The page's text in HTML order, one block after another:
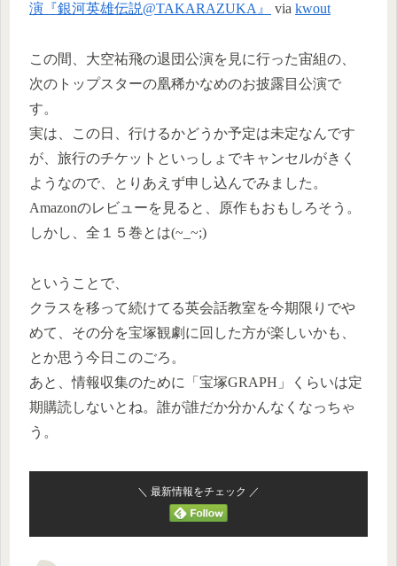
演『銀河英雄伝説@TAKARAZUKA』
via kwout
この間、大空祐飛の退団公演を見に行った宙組の、
次のトップスターの凰稀かなめのお披露目公演で
す。
実は、この日、行けるかどうか予定は未定なんです
が、旅行のチケットといっしょでキャンセルがきく
ようなので、とりあえず申し込んでみました。
Amazonのレビューを見ると、原作もおもしろそう。
しかし、全１５巻とは(~_~;)
ということで、
クラスを移って続けてる英会話教室を今期限りでや
めて、その分を宝塚観劇に回した方が楽しいかも、
とか思う今日このごろ。
あと、情報収集のために「宝塚GRAPH」くらいは定
期購読しないとね。誰が誰だか分かんなくなっちゃ
う。
＼ 最新情報をチェック ／